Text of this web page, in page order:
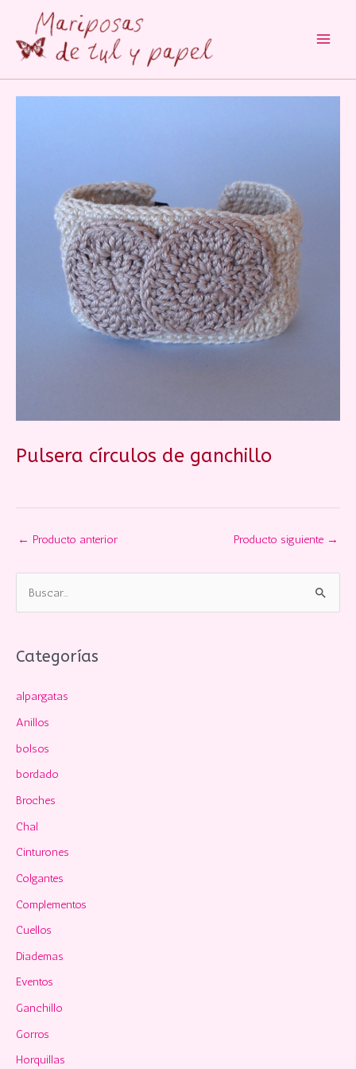
Menu
Pulsera círculos de ganchillo
← Producto anterior Producto siguiente →
c
r
p
o
r
Categorías
alpargatas
Anillos
bolsos
bordado
Broches
Chal
Cinturones
Colgantes
Complementos
Cuellos
Diademas
Eventos
Ganchillo
Gorros
Horquillas